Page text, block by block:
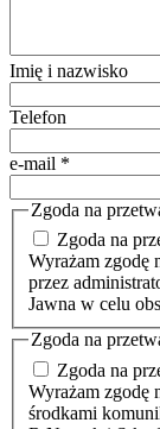
Imię i nazwisko
Telefon
e-mail *
Zgoda na
Zgoda na
Wyrażam zgodę
przez
Jawna w celu
Zgoda na
Zgoda na
Wyrażam zgodę
środkami